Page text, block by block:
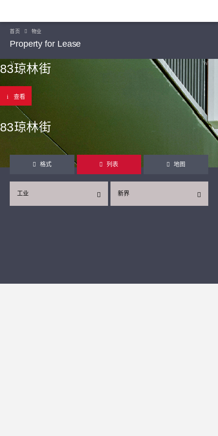
首页 物业
Property for Lease
83琼林街
查看
83琼林街
格式 列表 地图
新界
工业